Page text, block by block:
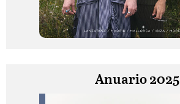
Anuario 2025